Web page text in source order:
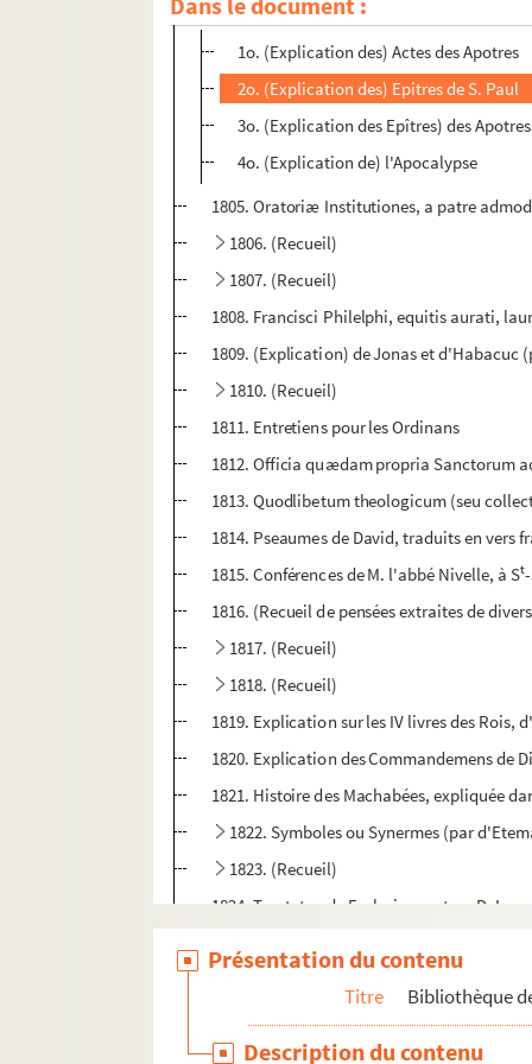
1804. (Recueil)
1o. (Explication des) Actes des Apotres
2o. (Explication des) Epitres de S. Paul
3o. (Explication des Epîtres) des Apotres
4o. (Explication de) l'Apocalypse
1805. Oratoriæ Institutiones, a patre
1806. (Recueil)
1807. (Recueil)
1808. Francisci Philelphi, equitis aurati,
1809. (Explication) de Jonas et d'Habacuc
1810. (Recueil)
1811. Entretiens pour les Ordinans
1812. Officia quædam propria Sanctorum
1813. Quodlibetum theologicum (seu
1814. Pseaumes de David, traduits en vers
1815. Conférences de M. l'abbé Nivelle, à St
1816. (Recueil de pensées extraites de
1817. (Recueil)
1818. (Recueil)
1819. Explication sur les IV livres des Rois,
1820. Explication des Commandemens de
1821. Histoire des Machabées, expliquée
1822. Symboles ou Synermes (par
1823. (Recueil)
1824. Tractatus de Ecclesia, auctore D.
1828. Eclaircissemens sur les canons et
Présentation du contenu
Titre Bibliothèque
Description du contenu